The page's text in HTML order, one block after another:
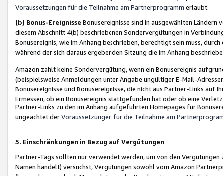
Voraussetzungen für die Teilnahme am Partnerprogramm erlaubt.
(b) Bonus-Ereignisse Bonusereignisse sind in ausgewählten Ländern
diesem Abschnitt 4(b) beschriebenen Sondervergütungen in
Bonusereignis, wie im Anhang beschrieben, berechtigt sein muss,
während der sich daraus ergebenden Sitzung die im Anhang
Amazon zahlt keine Sondervergütung, wenn ein Bonusereignis
(beispielsweise Anmeldungen unter Angabe ungültiger E-Mail-
Bonusereignisse und Bonusereignisse, die nicht aus Partner-Links auf
Ermessen, ob ein Bonusereignis stattgefunden hat oder ob eine
Partner-Links zu den im Anhang aufgeführten Homepages für
ungeachtet derVoraussetzungen für die Teilnahme am
5. Einschränkungen in Bezug auf Vergütungen
Partner-Tags sollten nur verwendet werden, um von den
Namen handelt) versuchst, Vergütungen sowohl vom Amazon